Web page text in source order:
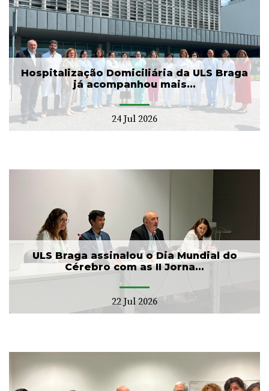
Hospitalização Domiciliária da ULS Braga
já acompanhou mais...
24 Jul 2026
ULS Braga assinalou o Dia Mundial do
Cérebro com as II Jorna...
22 Jul 2026